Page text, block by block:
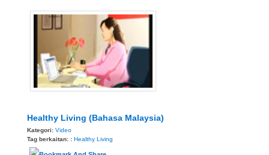
Healthy Living (Bahasa Malaysia)
Kategori: Video
Tag berkaitan: : Healthy Living